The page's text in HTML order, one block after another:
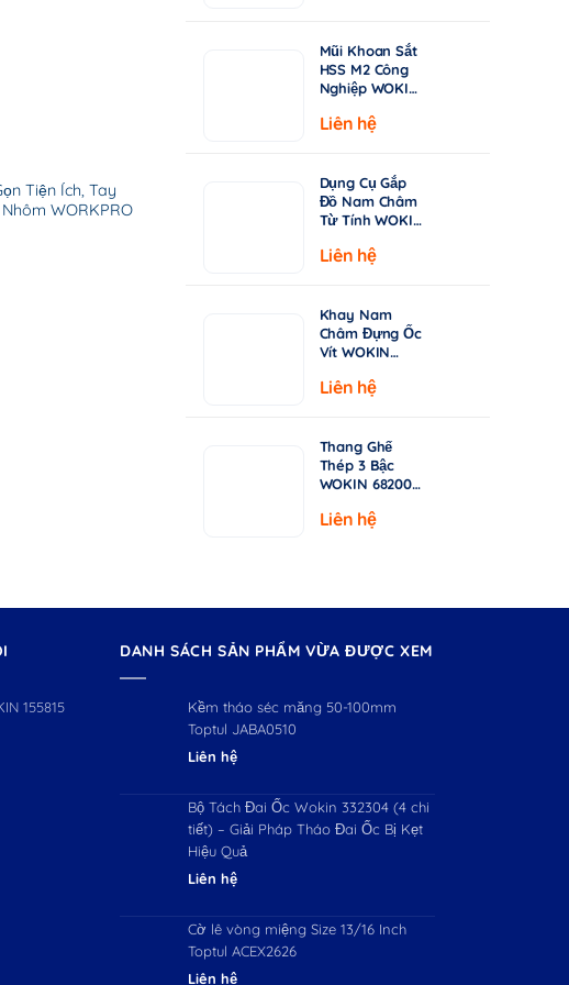
Tiện Ích, Tay
WORKPRO
Cứng
Mũi Khoan Sắt
HSS M2 Công
Nghiệp WOKIN
| Tiêu Chuẩn
Liên hệ
Dụng Cụ Gắp
Đồ Nam Châm
Từ Tính WOKIN
Rút Dài 130-
Liên hệ
Khay Nam
Châm Đựng Ốc
Vít WOKIN
Đường Kính
Liên hệ
Thang Ghế
Thép 3 Bậc
WOKIN 682003
150kg
Liên hệ
DANH SÁCH SẢN PHẨM VỪA ĐƯỢC XEM
Kềm tháo séc măng 50-100mm
Toptul JABA0510
Liên hệ
Bộ Tách Đai Ốc Wokin 332304 (4 chi
tiết) – Giải Pháp Tháo Đai Ốc Bị Kẹt
Hiệu Quả
Liên hệ
Cờ lê vòng miệng Size 13/16 Inch
Toptul ACEX2626
Liên hệ